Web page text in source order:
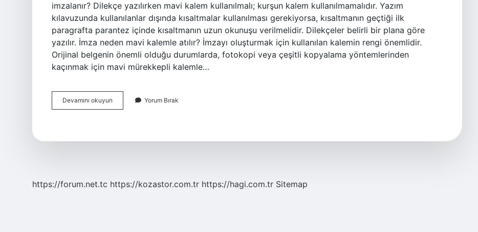
imzalanır? Dilekçe yazılırken mavi kalem kullanılmalı; kurşun kalem kullanılmamalıdır. Yazım
kılavuzunda kullanılanlar dışında kısaltmalar kullanılması gerekiyorsa, kısaltmanın geçtiği ilk
paragrafta parantez içinde kısaltmanın uzun okunuşu verilmelidir. Dilekçeler belirli bir plana göre
yazılır. İmza neden mavi kalemle atılır? İmzayı oluşturmak için kullanılan kalemin rengi önemlidir.
Orijinal belgenin önemli olduğu durumlarda, fotokopi veya çeşitli kopyalama yöntemlerinden
kaçınmak için mavi mürekkepli kalemle…
Devamını okuyun
Kalemi
Yorum Bırak
https://forum.net.tc https://kozastor.com.tr https://hagi.com.tr Sitemap